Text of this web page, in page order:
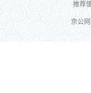
推荐
京公